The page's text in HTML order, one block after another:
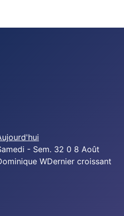
le mot de passe
- Sem. 32 0 8 Août
WDernier croissant